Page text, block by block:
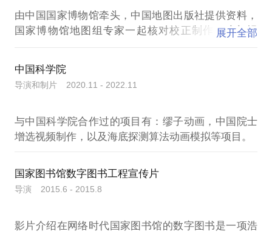
由中国国家博物馆牵头，中国地图出版社提供资料，
国家博物馆地图组专家一起核对校正制作了这部视
展开全部
中国科学院
导演和制片 2020.11 - 2022.11
与中国科学院合作过的项目有：缪子动画，中国院士
国家图书馆数字图书工程宣传片
导演 2015.6 - 2015.8
影片介绍在网络时代国家图书馆的数字图书是一项浩